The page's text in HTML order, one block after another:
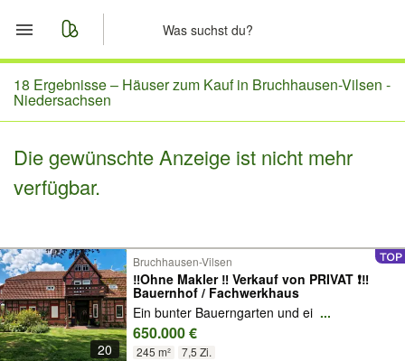
Start
Merkliste
Nachrichten
18 Ergebnisse – Häuser zum Kauf in Bruchhausen-Vilsen -
Niedersachsen
Die gewünschte Anzeige ist nicht mehr
verfügbar.
20
Bruchhausen-Vilsen
‼️Ohne Makler ‼️ Verkauf von PRIVAT ❗️‼️
Bauernhof / Fachwerkhaus
Ein bunter Bauerngarten und ei ...
650.000 €
245 m² 7,5 Zi.